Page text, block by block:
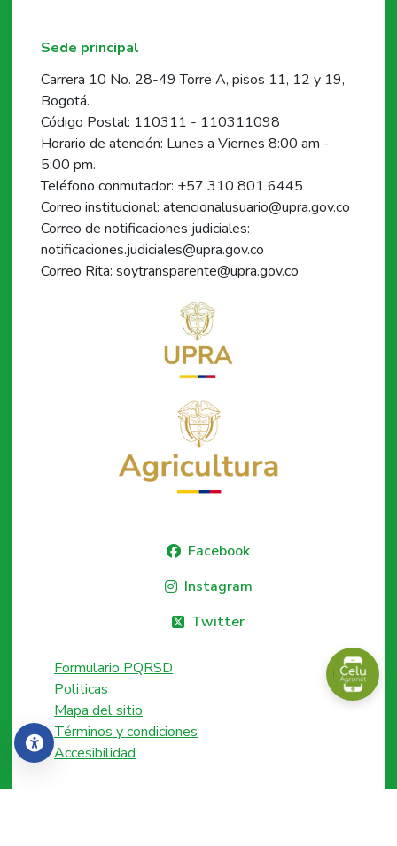
Accesibilidad
Sede principal
Carrera 10 No. 28-49 Torre A, pisos 11, 12 y 19,
Bogotá.
Código Postal: 110311 - 110311098
Horario de atención: Lunes a Viernes 8:00 am -
5:00 pm.
Teléfono conmutador: +57 310 801 6445
Correo institucional: atencionalusuario@upra.gov.co
Correo de notificaciones judiciales:
notificaciones.judiciales@upra.gov.co
Correo Rita: soytransparente@upra.gov.co
Facebook
Instagram
Twitter
Formulario PQRSD
Politicas
Mapa del sitio
Términos y condiciones
Accesibilidad